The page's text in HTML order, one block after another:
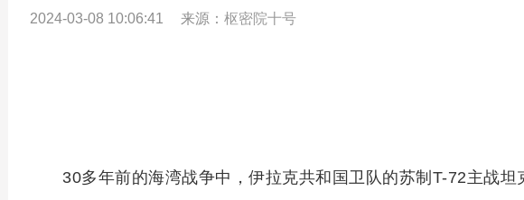
2024-03-08 10:06:41 来源： 枢密院十号
30多年前的海湾战争中，伊拉克共和国卫队的苏制T-72主战